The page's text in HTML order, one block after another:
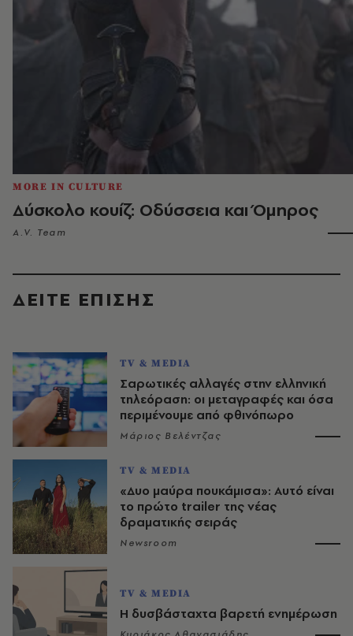
MORE IN CULTURE
Δύσκολο κουίζ: Οδύσσεια και Όμηρος
A.V. Team
ΔΕΙΤΕ ΕΠΙΣΗΣ
TV & MEDIA
Σαρωτικές αλλαγές στην ελληνική
τηλεόραση: οι μεταγραφές και όσα
περιμένουμε από φθινόπωρο
Μάριος Βελέντζας
TV & MEDIA
«Δυο μαύρα πουκάμισα»: Αυτό είναι
το πρώτο trailer της νέας
δραματικής σειράς
Newsroom
TV & MEDIA
Η δυσβάσταχτα βαρετή ενημέρωση